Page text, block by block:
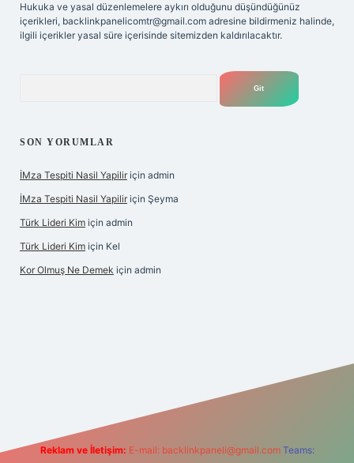
Hukuka ve yasal düzenlemelere aykırı olduğunu düşündüğünüz
içerikleri, backlinkpanelicomtr@gmail.com adresine bildirmeniz halinde,
ilgili içerikler yasal süre içerisinde sitemizden kaldırılacaktır.
SON YORUMLAR
İMza Tespiti Nasil Yapilir için admin
İMza Tespiti Nasil Yapilir için Şeyma
Türk Lideri Kim için admin
Türk Lideri Kim için Kel
Kor Olmuş Ne Demek için admin
Reklam ve İletişim: E-mail: backlinkpaneli@gmail.com Teams: